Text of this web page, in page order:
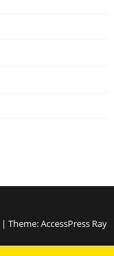
| Theme:AccessPress Ray